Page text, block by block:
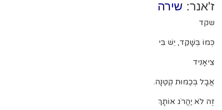
ז'אנר: שירה
שקד
כְּמוֹ בְּשָׁקֵד, יֵשׁ בִּי
צִיאָנִיד
אֲבָל בְּכַמּוּת קְטַנָּה.
זֶה לֹא יַהֲרֹג אוֹתָךְ